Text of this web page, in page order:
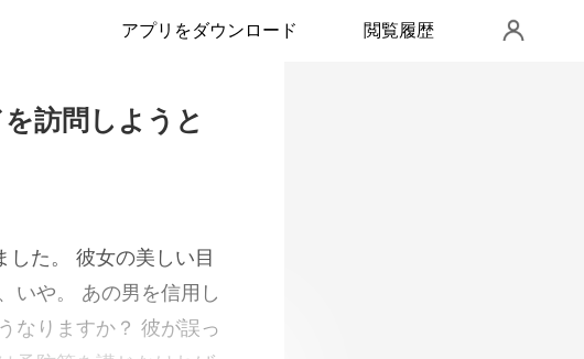
アプリをダウンロード 閲覧履歴
訪問しようと
いや。 あの男を信用し